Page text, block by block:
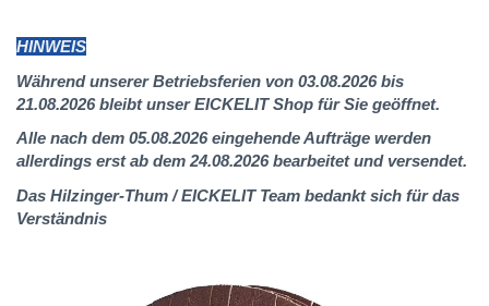
HINWEIS
Während unserer Betriebsferien von 03.08.2026 bis
21.08.2026 bleibt unser EICKELIT Shop für Sie geöffnet.
Alle nach dem 05.08.2026 eingehende Aufträge werden
allerdings erst ab dem 24.08.2026 bearbeitet und versendet.
Das Hilzinger-Thum / EICKELIT Team bedankt sich für das
Verständnis